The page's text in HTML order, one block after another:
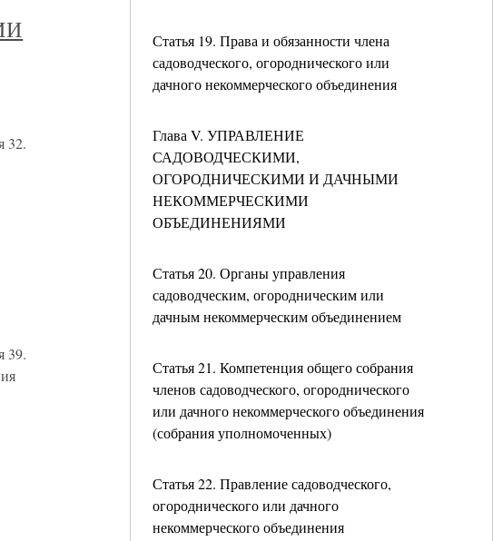
Статья 19. Права и обязанности члена
садоводческого, огороднического или
дачного некоммерческого объединения
Глава V. УПРАВЛЕНИЕ
САДОВОДЧЕСКИМИ,
ОГОРОДНИЧЕСКИМИ И ДАЧНЫМИ
НЕКОММЕРЧЕСКИМИ
ОБЪЕДИНЕНИЯМИ
Статья 20. Органы управления
садоводческим, огородническим или
дачным некоммерческим объединением
Статья 21. Компетенция общего собрания
членов садоводческого, огороднического
или дачного некоммерческого объединения
(собрания уполномоченных)
Статья 22. Правление садоводческого,
огороднического или дачного
некоммерческого объединения